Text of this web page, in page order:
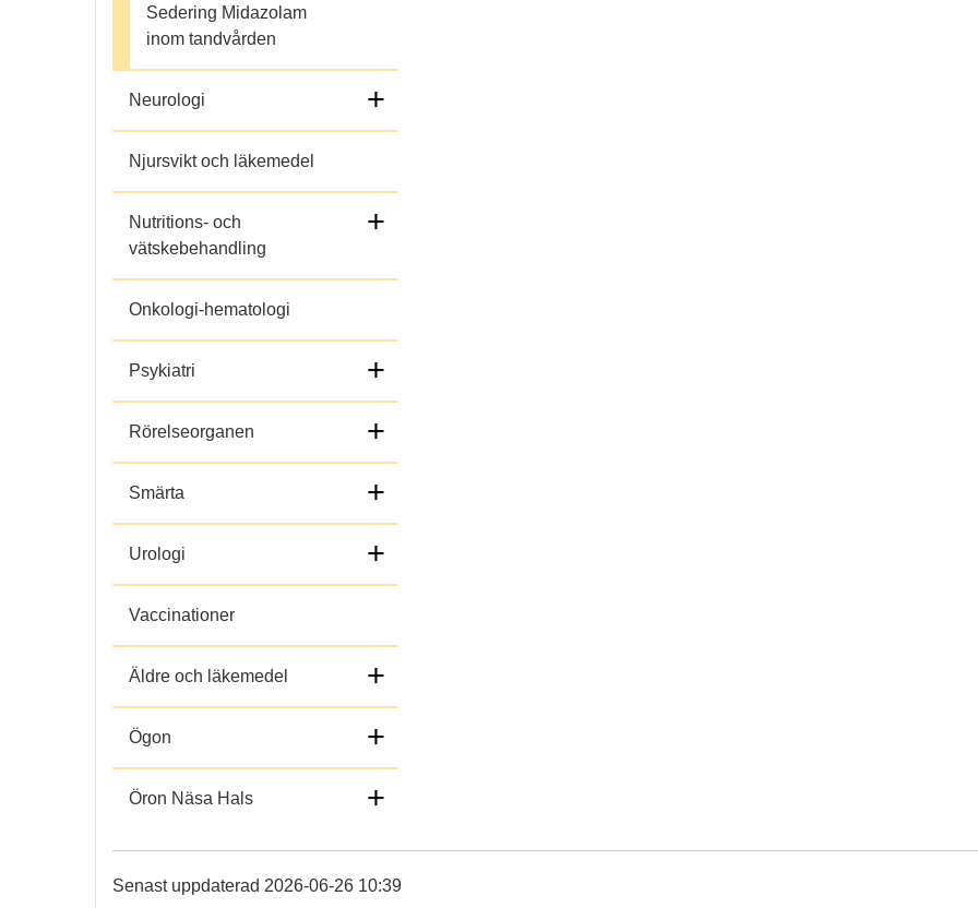
Sedering Midazolam
inom tandvården
Neurologi +
Njursvikt och läkemedel
Nutritions- och
vätskebehandling
+
Onkologi-hematologi
Psykiatri +
Rörelseorganen +
Smärta +
Urologi +
Vaccinationer
Äldre och läkemedel +
Ögon +
Öron Näsa Hals +
Senast uppdaterad 2026-06-26 10:39